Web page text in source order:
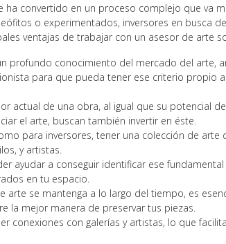
convertido en un proceso complejo que va
o experimentados, inversores en busca
ventajas de trabajar con un asesor de arte
profundo conocimiento del mercado del arte,
para que pueda tener ese criterio propio
actual de una obra, al igual que su potencial
el arte, buscan también invertir en éste.
para inversores, tener una colección de
y artistas.
ayudar a conseguir identificar ese
en tu espacio.
arte se mantenga a lo largo del tiempo, es
la mejor manera de preservar tus piezas.
conexiones con galerías y artistas, lo que